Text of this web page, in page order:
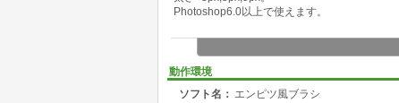
Photoshop6.0以上で使えます。
動作環境
ソフト名： エンピツ風ブラシ